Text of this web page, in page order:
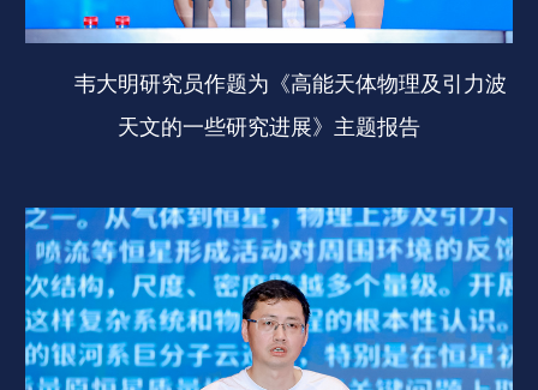
韦大明研究员作题为《高能天体物理及引力波
天文的一些研究进展》主题报告